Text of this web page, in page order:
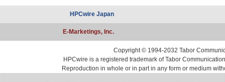
HPCwire Japan
E-Marketings, Inc.
Copyright © 1994-2032 Tabor
HPCwire is a registered trademark of Tabor
Reproduction in whole or in part in any form or medium